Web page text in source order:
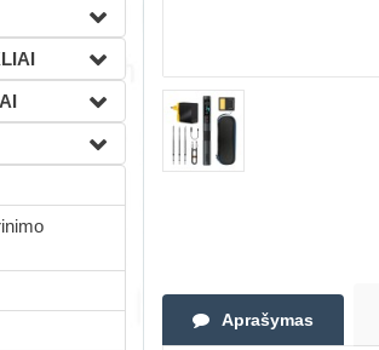
Aprašymas